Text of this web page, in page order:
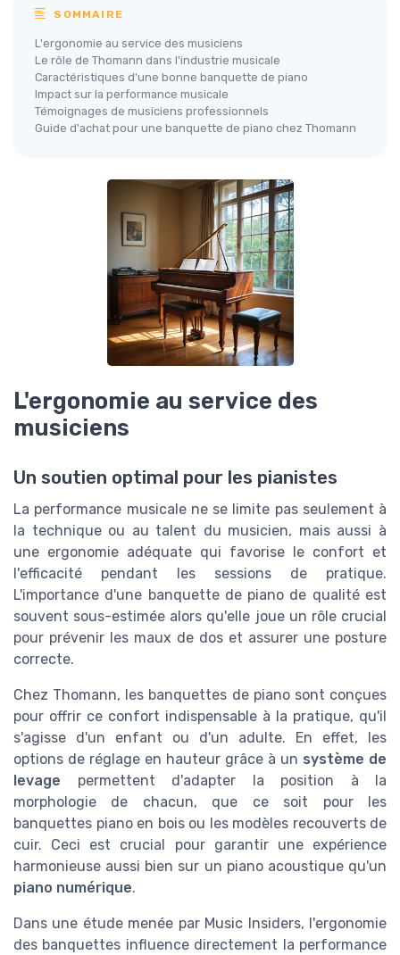
SOMMAIRE
L'ergonomie au service des musiciens
Le rôle de Thomann dans l'industrie musicale
Caractéristiques d'une bonne banquette de piano
Impact sur la performance musicale
Témoignages de musiciens professionnels
Guide d'achat pour une banquette de piano chez Thomann
L'ergonomie au service des
musiciens
Un soutien optimal pour les pianistes
La performance musicale ne se limite pas seulement à
la technique ou au talent du musicien, mais aussi à
une ergonomie adéquate qui favorise le confort et
l'efficacité pendant les sessions de pratique.
L'importance d'une banquette de piano de qualité est
souvent sous-estimée alors qu'elle joue un rôle crucial
pour prévenir les maux de dos et assurer une posture
correcte.
Chez Thomann, les banquettes de piano sont conçues
pour offrir ce confort indispensable à la pratique, qu'il
s'agisse d'un enfant ou d'un adulte. En effet, les
options de réglage en hauteur grâce à un système de
levage permettent d'adapter la position à la
morphologie de chacun, que ce soit pour les
banquettes piano en bois ou les modèles recouverts de
cuir. Ceci est crucial pour garantir une expérience
harmonieuse aussi bien sur un piano acoustique qu'un
piano numérique.
Dans une étude menée par Music Insiders, l'ergonomie
des banquettes influence directement la performance